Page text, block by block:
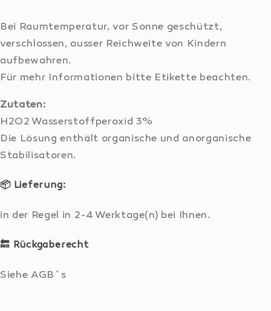
Bei Raumtemperatur, vor Sonne geschützt,
verschlossen, ausser Reichweite von Kindern
aufbewahren.
Für mehr Informationen bitte Etikette beachten.
Zutaten:
H2O2 Wasserstoffperoxid 3%
Die Lösung enthält organische und anorganische
Stabilisatoren.
📦 Lieferung:
in der Regel in 2-4 Werktage(n) bei Ihnen.
🔙 Rückgaberecht
Siehe AGB`s